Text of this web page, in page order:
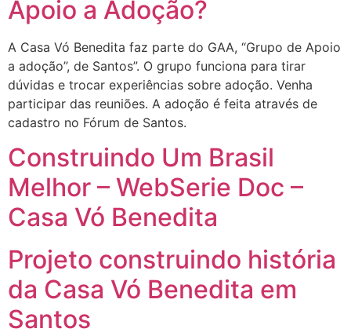
Apoio a Adoção?
A Casa Vó Benedita faz parte do GAA, “Grupo de Apoio
a adoção”, de Santos”. O grupo funciona para tirar
dúvidas e trocar experiências sobre adoção. Venha
participar das reuniões. A adoção é feita através de
cadastro no Fórum de Santos.
Construindo Um Brasil
Melhor – WebSerie Doc –
Casa Vó Benedita
Projeto construindo história
da Casa Vó Benedita em
Santos